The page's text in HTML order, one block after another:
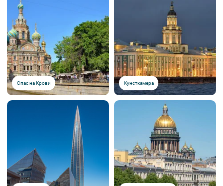
Спас на Крови Кунсткамера